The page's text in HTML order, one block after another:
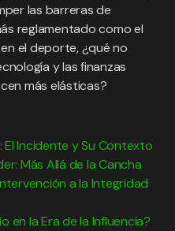
las barreras de
reglamentado como el
el deporte, ¿qué no
y las finanzas
más elásticas?
El Incidente y Su Contexto
Más Allá de la Cancha
a la Integridad
en la Era de la Influencia?